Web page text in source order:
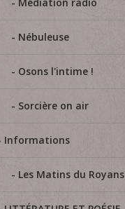
Nébuleuse
Osons l'intime !
Sorcière on air
Informations
Les Matins du Royans